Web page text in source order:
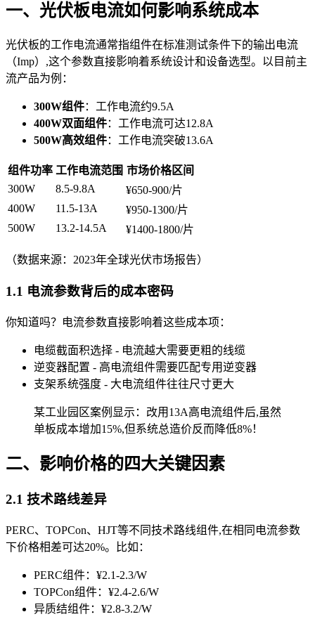
一、光伏板电流如何影响系统成本
光伏板的工作电流通常指组件在标准测试条件下的输出电流
（Imp）,这个参数直接影响着系统设计和设备选型。以目前主
流产品为例：
300W组件：工作电流约9.5A
400W双面组件：工作电流可达12.8A
500W高效组件：工作电流突破13.6A
组件功率 工作电流范围 市场价格区间
300W
8.5-9.8A
¥650-900/片
400W
11.5-13A
¥950-1300/片
500W
13.2-14.5A ¥1400-1800/片
（数据来源：2023年全球光伏市场报告）
1.1 电流参数背后的成本密码
你知道吗？电流参数直接影响着这些成本项：
电缆截面积选择 - 电流越大需要更粗的线缆
逆变器配置 - 高电流组件需要匹配专用逆变器
支架系统强度 - 大电流组件往往尺寸更大
某工业园区案例显示：改用13A高电流组件后,虽然
单板成本增加15%,但系统总造价反而降低8%！
二、影响价格的四大关键因素
2.1 技术路线差异
PERC、TOPCon、HJT等不同技术路线组件,在相同电流参数
下价格相差可达20%。比如：
PERC组件：¥2.1-2.3/W
TOPCon组件：¥2.4-2.6/W
异质结组件：¥2.8-3.2/W